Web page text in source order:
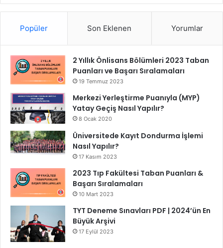
Popüler Son Eklenen Yorumlar
2 Yıllık Önlisans Bölümleri 2023 Taban
Puanları ve Başarı Sıralamaları
19 Temmuz 2023
Merkezi Yerleştirme Puanıyla (MYP)
Yatay Geçiş Nasıl Yapılır?
8 Ocak 2020
Üniversitede Kayıt Dondurma İşlemi
Nasıl Yapılır?
17 Kasım 2023
2023 Tıp Fakültesi Taban Puanları &
Başarı Sıralamaları
10 Mart 2023
TYT Deneme Sınavları PDF | 2024’ün En
Büyük Arşivi
17 Eylül 2023